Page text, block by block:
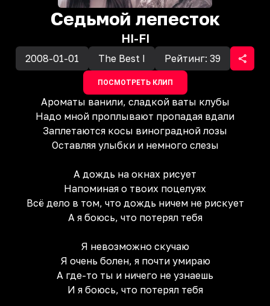
Седьмой лепесток
HI-FI
2008-01-01 The Best I Рейтинг: 39
ПОСМОТРЕТЬ КЛИП
Ароматы ванили, сладкой ваты клубы
Надо мной проплывают пропадая вдали
Заплетаются косы виноградной лозы
Оставляя улыбки и немного слезы
А дождь на окнах рисует
Напоминая о твоих поцелуях
Всё дело в том, что дождь ничем не рискует
А я боюсь, что потерял тебя
Я невозможно скучаю
Я очень болен, я почти умираю
А где-то ты и ничего не узнаешь
И я боюсь, что потерял тебя